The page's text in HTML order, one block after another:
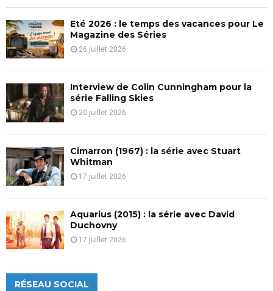
C
Eté 2026 : le temps des vacances pour Le
Magazine des Séries
26 juillet 2026
Interview de Colin Cunningham pour la
série Falling Skies
20 juillet 2026
Cimarron (1967) : la série avec Stuart
Whitman
17 juillet 2026
Aquarius (2015) : la série avec David
Duchovny
17 juillet 2026
RÉSEAU SOCIAL